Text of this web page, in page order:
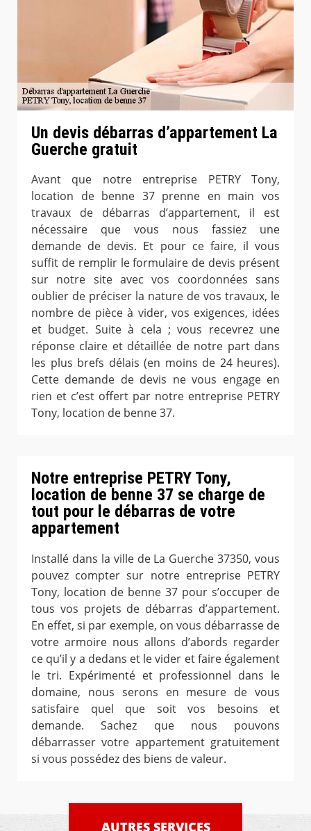
Un devis débarras d’appartement La
Guerche gratuit
Avant que notre entreprise PETRY Tony,
location de benne 37 prenne en main vos
travaux de débarras d’appartement, il est
nécessaire que vous nous fassiez une
demande de devis. Et pour ce faire, il vous
suffit de remplir le formulaire de devis présent
sur notre site avec vos coordonnées sans
oublier de préciser la nature de vos travaux, le
nombre de pièce à vider, vos exigences, idées
et budget. Suite à cela ; vous recevrez une
réponse claire et détaillée de notre part dans
les plus brefs délais (en moins de 24 heures).
Cette demande de devis ne vous engage en
rien et c’est offert par notre entreprise PETRY
Tony, location de benne 37.
Notre entreprise PETRY Tony,
location de benne 37 se charge de
tout pour le débarras de votre
appartement
Installé dans la ville de La Guerche 37350, vous
pouvez compter sur notre entreprise PETRY
Tony, location de benne 37 pour s’occuper de
tous vos projets de débarras d’appartement.
En effet, si par exemple, on vous débarrasse de
votre armoire nous allons d’abords regarder
ce qu’il y a dedans et le vider et faire également
le tri. Expérimenté et professionnel dans le
domaine, nous serons en mesure de vous
satisfaire quel que soit vos besoins et
demande. Sachez que nous pouvons
débarrasser votre appartement gratuitement
si vous possédez des biens de valeur.
AUTRES SERVICES